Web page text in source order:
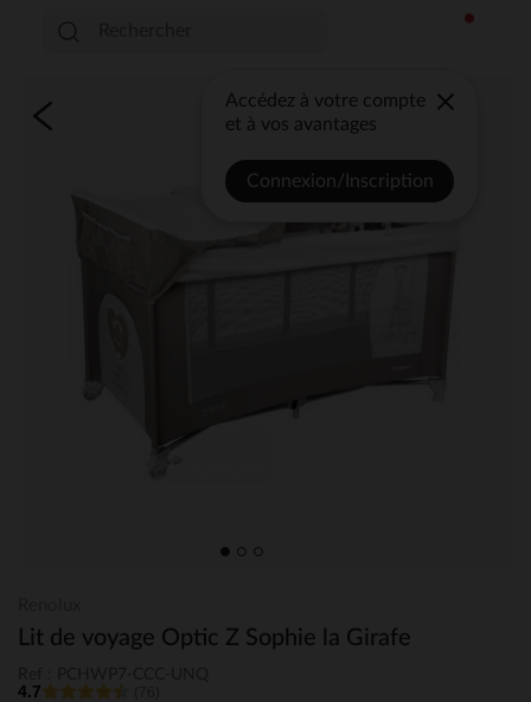
Accédez à votre compte
et à vos avantages
Connexion/Inscription
Lit de voyage Optic Z Sophie la Girafe
4.7